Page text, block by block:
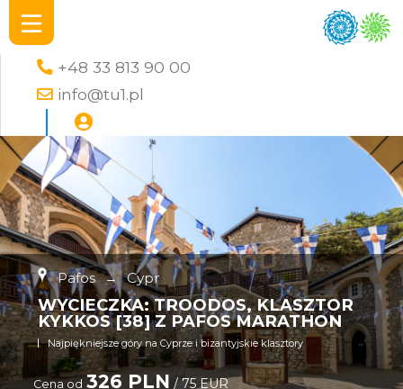
+48 33 813 90 00
info@tu1.pl
Pafos → Cypr
WYCIECZKA: TROODOS, KLASZTOR
KYKKOS [38] Z PAFOS MARATHON
Najpiękniejsze góry na Cyprze i bizantyjskie klasztory
Cena od 326 PLN / 75 EUR